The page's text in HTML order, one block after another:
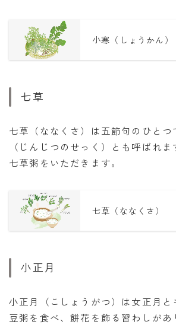
小寒（しょうかん）
七草
七草（ななくさ）は五節句のひとつ
（じんじつのせっく）とも呼ばれ
七草粥をいただきます。
七草（ななくさ）
小正月
小正月（こしょうがつ）は女正月と
豆粥を食べ、餅花を飾る習わしがあ